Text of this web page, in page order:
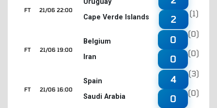
21/06 22:00
FT
Cape Verde Islands
2
(1)
21/06 19:00
FT
Belgium
Iran
0
(0)
0
(0)
21/06 16:00
FT
Spain
Saudi Arabia
4
(3)
0
(0)